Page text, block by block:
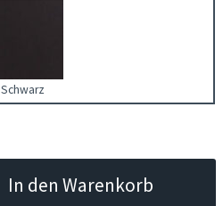
Schwarz
In den Warenkorb